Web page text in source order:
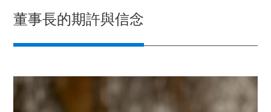
董事長的期許與信念